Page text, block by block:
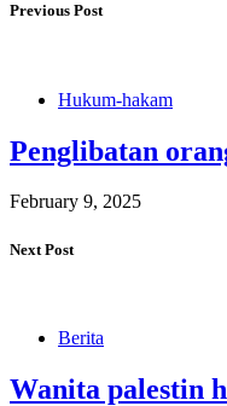
Previous Post
Hukum-hakam
Penglibatan
February 9, 2025
Next Post
Berita
Wanita palestin